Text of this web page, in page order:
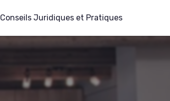
Conseils Juridiques et Pratiques